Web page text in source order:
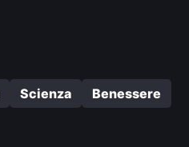
Scienza
Benessere